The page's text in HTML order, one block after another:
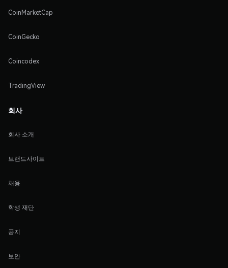
CoinMarketCap
CoinGecko
Coincodex
TradingView
회사
회사 소개
브랜드사이트
채용
학생 재단
공지
보안